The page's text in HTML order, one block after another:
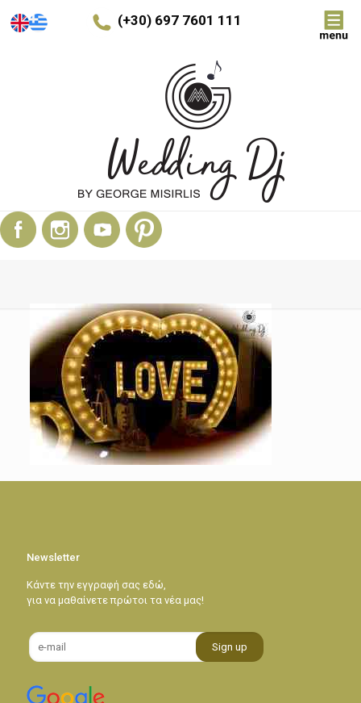
(+30) 697 7601 111
Newsletter
Κάντε την εγγραφή σας εδώ,
για να μαθαίνετε πρώτοι τα νέα μας!